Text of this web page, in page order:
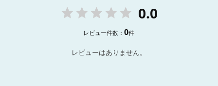
0.0
レビュー件数：0件
レビューはありません。